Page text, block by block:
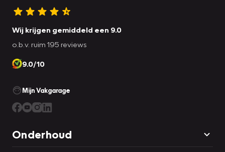
Wij krijgen gemiddeld een 9.0
o.b.v. ruim 195 reviews
9.0/10
Mijn Vakgarage
Onderhoud